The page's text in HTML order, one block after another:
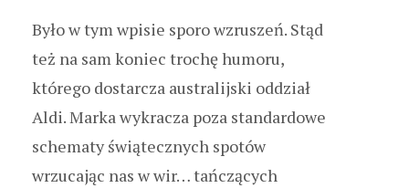
Było w tym wpisie sporo wzruszeń. Stąd
też na sam koniec trochę humoru,
którego dostarcza australijski oddział
Aldi. Marka wykracza poza standardowe
schematy świątecznych spotów
wrzucając nas w wir… tańczących